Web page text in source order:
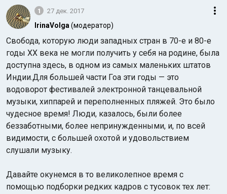
Аравийское море
Индийский океан
1 27 дек. 2017
IrinaVolga (модератор)
Свобода, которую люди западных стран в 70-е и 80-е
годы XX века не могли получить у себя на родине, была
доступна здесь, в одном из самых маленьких штатов
Индии.Для большей части Гоа эти годы — это
водоворот фестивалей электронной танцевальной
музыки, хиппарей и переполненных пляжей. Это было
чудесное время! Люди, казалось, были более
беззаботными, более непринужденными, и, по всей
видимости, с большей охотой и удовольствием
слушали музыку.
Давайте окунемся в то великолепное время с
помощью подборки редких кадров с тусовок тех лет: